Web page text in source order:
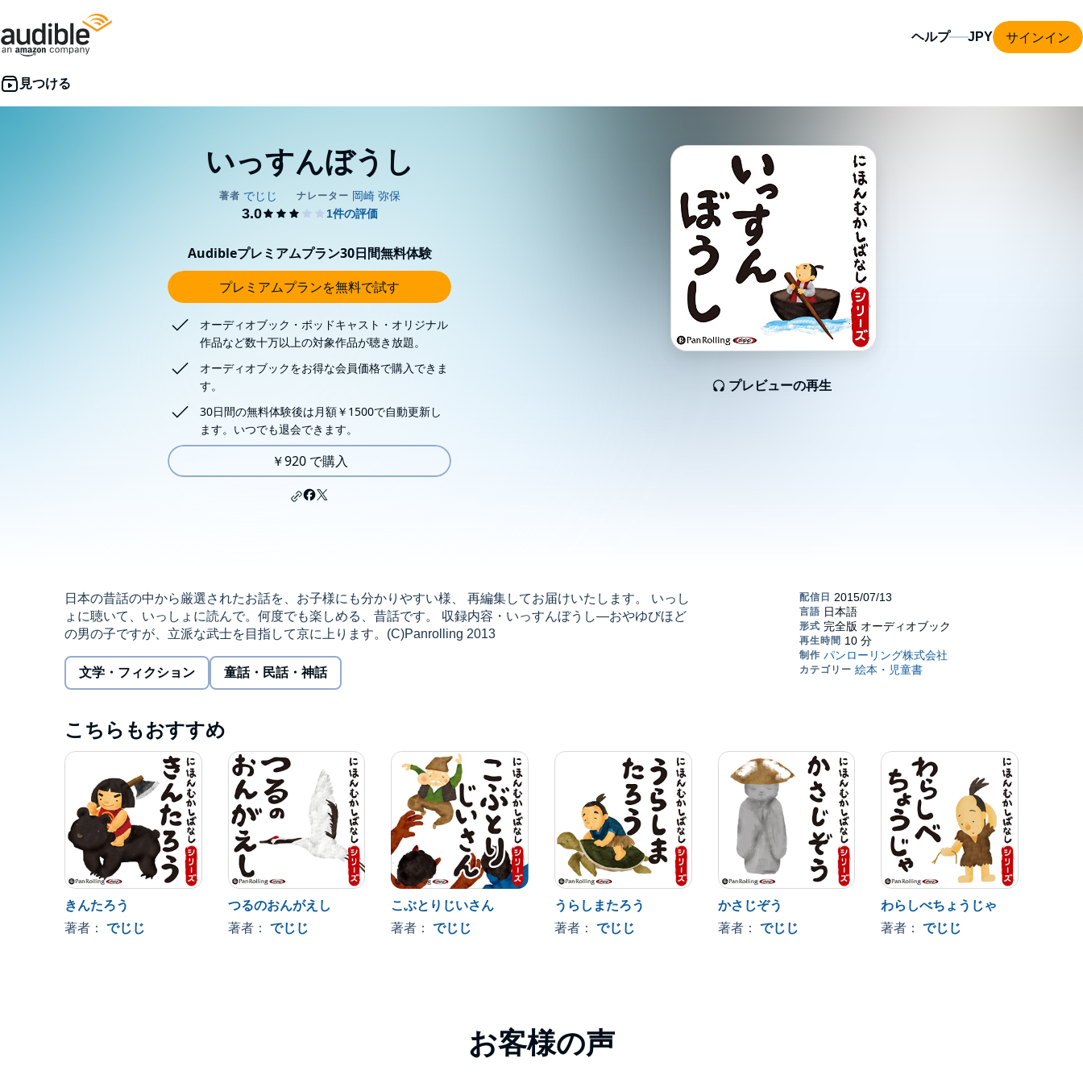
ヘルプ サインイン
いっすんぼうし
プレビューの再生
Audibleプレミアムプラン30日間無料体験
プレミアムプランを無料で試す
オーディオブック・ポッドキャスト・オリジナル
作品など数十万以上の対象作品が聴き放題。
オーディオブックをお得な会員価格で購入できま
す。
30日間の無料体験後は月額￥1500で自動更新し
ます。いつでも退会できます。
￥920 で購入
日本の昔話の中から厳選されたお話を、お子様にも分かりやすい様、 再編集してお届けいたします。 いっし
ょに聴いて、いっしょに読んで。何度でも楽しめる、昔話です。 収録内容・いっすんぼうし―おやゆびほど
の男の子ですが、立派な武士を目指して京に上ります。(C)Panrolling 2013
文学・フィクション 童話・民話・神話
こちらもおすすめ
きんたろう
著者： でじじ
つるのおんがえし
著者： でじじ
こぶとりじいさん
著者：でじじ
うらしまたろう
著者： でじじ
かさじぞう
著者： でじじ
わらしべちょうじゃ
著者：でじじ